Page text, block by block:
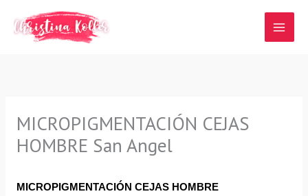
contenido
MICROPIGMENTACIÓN CEJAS
HOMBRE San Angel
MICROPIGMENTACIÓN CEJAS HOMBRE